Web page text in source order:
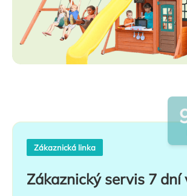
Zákaznická linka
Zákaznický servis 7 dní